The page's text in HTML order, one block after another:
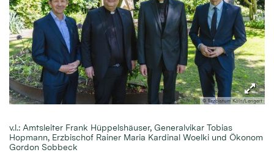
© Erzbistum Köln/Lengert
v.l.: Amtsleiter Frank Hüppelshäuser, Generalvikar Tobias
Hopmann, Erzbischof Rainer Maria Kardinal Woelki und Ökonom
Gordon Sobbeck